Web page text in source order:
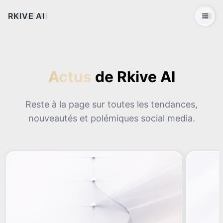
RKIVE AI
Actus de Rkive AI
Reste à la page sur toutes les tendances,
nouveautés et polémiques social media.
Introducing: Golden
Glass UI